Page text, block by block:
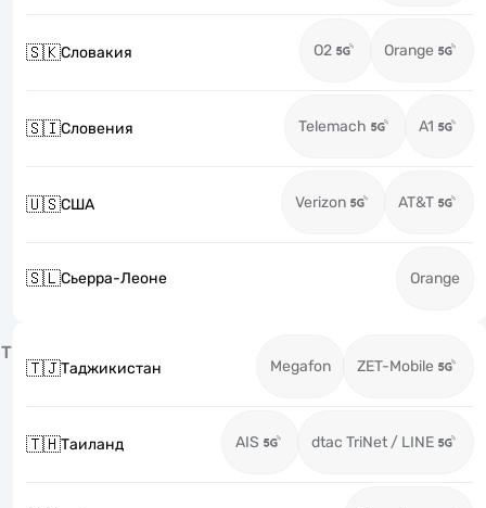
🇸🇰Словакия O2 Orange
🇸🇮Словения Telemach A1
🇺🇸США Verizon AT&T
🇸🇱Сьерра-Леоне Orange
Т
🇹🇯Таджикистан Megafon ZET-Mobile
🇹🇭Таиланд AIS dtac TriNet / LINE